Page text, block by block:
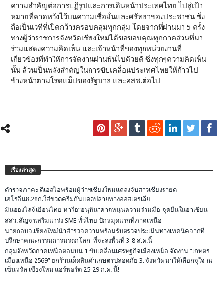
ความสำคัญต่อการปฏิรูปและการเดินหน้าประเทศไทย ไปสู่เป้า
หมายที่คาดหวังไว้บนความเชื่อมั่นและศรัทธาของประชาชน ซึ่ง
ถือเป็นเวทีที่เปิดกว้างครอบคลุมทุกกลุ่ม โดยจากที่ผ่านมา 5 ครั้ง
ทางผู้ว่าราชการจังหวัดเชียงใหม่ได้ขอขอบคุณทุกภาคส่วนที่มา
ร่วมแสดงความคิดเห็น และเจ้าหน้าที่ของทุกหน่วยงานที่
เกี่ยวข้องที่ทำให้การจัดงานผ่านพ้นไปด้วยดี ซึ่งทุกๆความคิดเห็น
นั้น ล้วนเป็นพลังสำคัญในการขับเคลื่อนประเทศไทยให้ก้าวไป
ข้างหน้าตามโรดแม็ปของรัฐบาล และคสช.ต่อไป
เรื่องล่าสุด
ตำรวจภาค5 ดีเอสไอพร้อมผู้ว่าฯเชียงใหม่แถลงจับสาวเชียงรายด
เฮโรอีน8.2กก.ใส่ขวดครีมกันแดดปลายทางออสเตรเลีย
มินอองไลง์ เยือนไทย หารือ”อนุทิน”คาดหนุนความร่วมมือ-จุดยืนในอาเซียน
สสว. สัญจรเสริมแกร่ง SME ทั่วไทย ปักหมุดแรกที่ภาคเหนือ
นายกอบจ.เชียงใหม่นำสำรวจความพร้อมรับตรวจประเมินทางเทคนิคจากที่
ปรึกษาคณะกรรมการมรดกโลก ที่จะลงพื้นที่ 3-8 ส.ค.นี้
กลุ่มจังหวัดภาคเหนือตอนบน 1 ขับเคลื่อนเศรษฐกิจเมืองเหนือ จัดงาน “เกษตร
เมืองเหนือ 2569” ยกร้านเด็ดสินค้าเกษตรปลอดภัย 3. จังหวัด มาให้เลือกจุใจ ณ
เซ็นทรัล เชียงใหม่ แอร์พอร์ต 25-29 ก.ค. นี้!